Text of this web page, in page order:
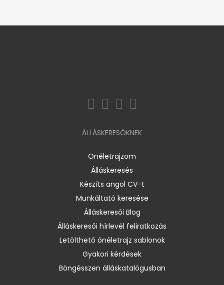
ÁLLÁSKERESŐKNEK
Önéletrajzom
Álláskeresés
Készíts angol CV-t
Munkáltató keresése
Álláskeresői Blog
Álláskeresői hírlevél feliratkozás
Letölthető önéletrajz sablonok
Gyakori kérdések
Böngésszen álláskatalógusban